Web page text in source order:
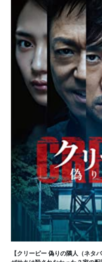
【クリーピー 偽りの隣人（ネタ